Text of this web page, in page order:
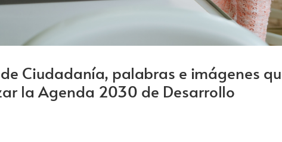
Ciudadanía, palabras e imágenes
la Agenda 2030 de Desarrollo